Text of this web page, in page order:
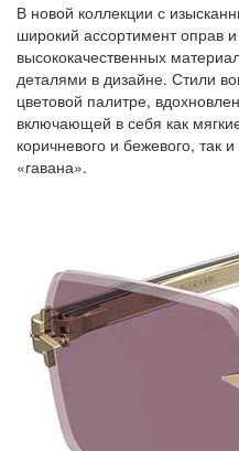
В новой коллекции с
широкий ассортимент оправ
высококачественных
деталями в дизайне. Стили
цветовой палитре,
включающей в себя как
коричневого и бежевого, так
«гавана».